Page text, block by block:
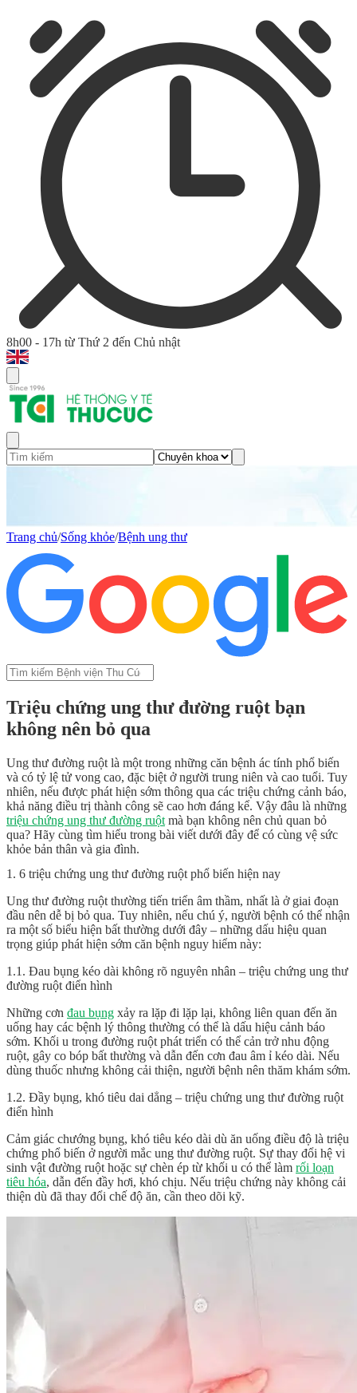
8h00 - 17h từ Thứ 2 đến Chủ nhật
Trang chủ/Sống khỏe/Bệnh ung thư
Triệu chứng ung thư đường ruột bạn
không nên bỏ qua
Ung thư đường ruột là một trong những căn bệnh ác tính phổ biến
và có tỷ lệ tử vong cao, đặc biệt ở người trung niên và cao tuổi. Tuy
nhiên, nếu được phát hiện sớm thông qua các triệu chứng cảnh báo,
khả năng điều trị thành công sẽ cao hơn đáng kể. Vậy đâu là những
triệu chứng ung thư đường ruột mà bạn không nên chủ quan bỏ
qua? Hãy cùng tìm hiểu trong bài viết dưới đây để có cùng vệ sức
khỏe bản thân và gia đình.
1. 6 triệu chứng ung thư đường ruột phổ biến hiện nay
Ung thư đường ruột thường tiến triển âm thầm, nhất là ở giai đoạn
đầu nên dễ bị bỏ qua. Tuy nhiên, nếu chú ý, người bệnh có thể nhận
ra một số biểu hiện bất thường dưới đây – những dấu hiệu quan
trọng giúp phát hiện sớm căn bệnh nguy hiểm này:
1.1. Đau bụng kéo dài không rõ nguyên nhân – triệu chứng ung thư
đường ruột điển hình
Những cơn đau bụng xảy ra lặp đi lặp lại, không liên quan đến ăn
uống hay các bệnh lý thông thường có thể là dấu hiệu cảnh báo
sớm. Khối u trong đường ruột phát triển có thể cản trở nhu động
ruột, gây co bóp bất thường và dẫn đến cơn đau âm ỉ kéo dài. Nếu
dùng thuốc nhưng không cải thiện, người bệnh nên thăm khám sớm.
1.2. Đầy bụng, khó tiêu dai dẳng – triệu chứng ung thư đường ruột
điển hình
Cảm giác chướng bụng, khó tiêu kéo dài dù ăn uống điều độ là triệu
chứng phổ biến ở người mắc ung thư đường ruột. Sự thay đổi hệ vi
sinh vật đường ruột hoặc sự chèn ép từ khối u có thể làm rối loạn
tiêu hóa, dẫn đến đầy hơi, khó chịu. Nếu triệu chứng này không cải
thiện dù đã thay đổi chế độ ăn, cần theo dõi kỹ.